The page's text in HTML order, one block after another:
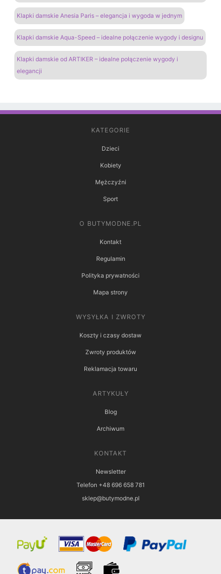
Klapki damskie Anesia Paris – elegancja i wygoda w jednym
Klapki damskie Aqua-Speed – idealne połączenie wygody i designu
Klapki damskie od ARTIKER – idealne połączenie wygody i
elegancji
KATEGORIE
Dzieci
Kobiety
Mężczyźni
Sport
O BUTYMODNE.PL
Kontakt
Regulamin
Polityka prywatności
Mapa strony
WYSYŁKA I ZWROTY
Koszty i czasy dostaw
Zwroty produktów
Reklamacja towaru
ARTYKUŁY
Blog
Archiwum
KONTAKT
Newsletter
Telefon +48 696 658 781
sklep@butymodne.pl